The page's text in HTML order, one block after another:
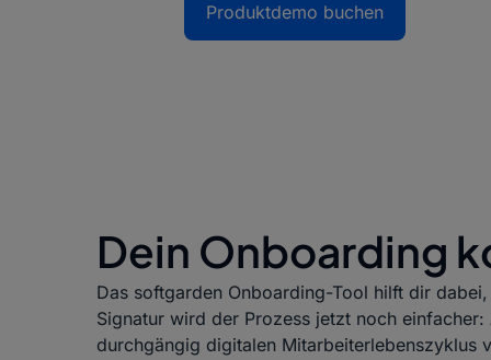
Produktdemo buchen
Dein Onboarding
Das softgarden Onboarding-Tool hilft dir
Signatur wird der Prozess jetzt noch
durchgängig digitalen Mitarbeiterlebenszyklus